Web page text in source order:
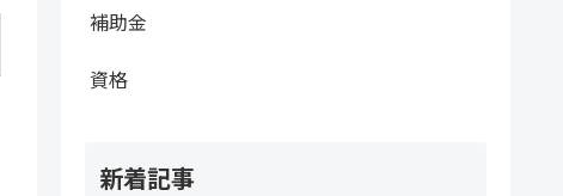
補助金
資格
新着記事